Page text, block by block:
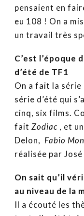
pensaient en
eu 108 ! On a
un travail très
C’est l’époque
d’été de TF1
On a fait la série
série d’été qui
cinq, six films.
fait Zodiac , et
Delon, Fabio
réalisée par
On sait qu’il
au niveau de la
Il a écouté les